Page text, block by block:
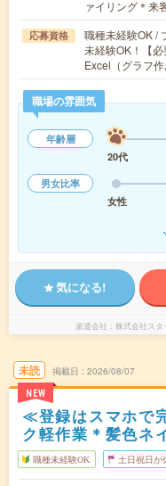
ァイリング＊
応募資格
職種未経験OK /
未経験OK！【
Excel（グラフ
職場の雰囲気
年齢層
20代
男女比率
女性
気になる!
派遣会社 株式会社スタ
未読
NEW
掲載日 2026/08/07
≪登録はスマホで
ク軽作業＊髪色ネ
職種未経験OK 土日祝日が